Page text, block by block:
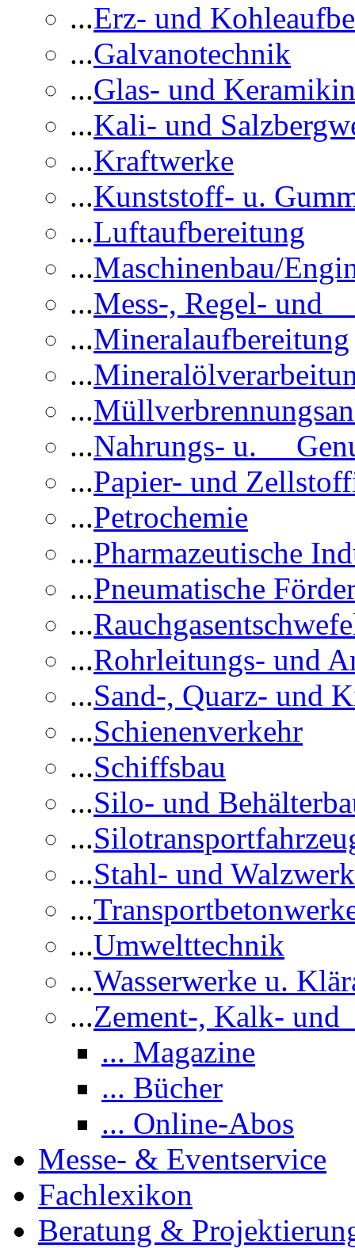
...Erz- und
...Galvanotechnik
...Glas- und
...Kali- und
...Kraftwerke
...Kunststoff- u.
...Luftaufbereitung
...Maschinenbau/
...Mess-, Regel- und
...Mineralaufbereitung
...
...
...Nahrungs- u.
...Papier- und
...Petrochemie
...Pharmazeutische
...Pneumatische
...
...Rohrleitungs- und
...Sand-, Quarz- und
...Schienenverkehr
...Schiffsbau
...Silo- und
...
...Stahl- und
...
...Umwelttechnik
...Wasserwerke u.
...Zement-, Kalk-
... Magazine
... Bücher
... Online-Abos
Messe- & Eventservice
Fachlexikon
Beratung &